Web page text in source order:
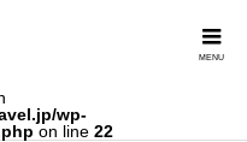
wp-
on line 22